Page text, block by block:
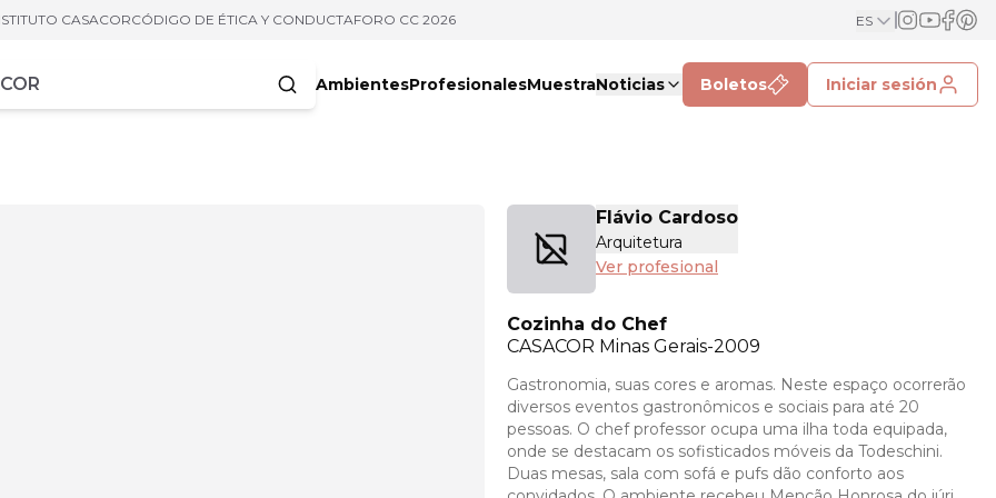
CASACORCÓDIGO DE ÉTICA Y CONDUCTAFORO CC 2026 ES
AmbientesProfesionalesMuestraNoticias Boletos Iniciar sesión
Flávio Cardoso
Arquitetura
Ver profesional
Cozinha do Chef
CASACOR Minas Gerais-2009
Gastronomia, suas cores e aromas. Neste espaço ocorrerão
diversos eventos gastronômicos e sociais para até 20
pessoas. O chef professor ocupa uma ilha toda equipada,
onde se destacam os sofisticados móveis da Todeschini.
Duas mesas, sala com sofá e pufs dão conforto aos